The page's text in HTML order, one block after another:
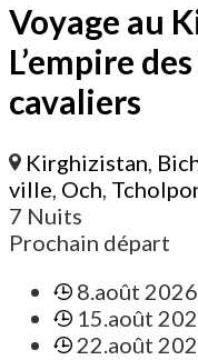
Voyage au
L’empire
cavaliers
Kirghizistan,
ville, Och,
7 Nuits
Prochain départ
8.août 2026
15.août
22.août